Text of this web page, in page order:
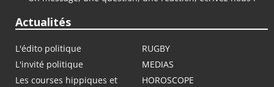
Actualités
L'édito politique
RUGBY
L'invité politique
MEDIAS
Les courses hippiques et
HOROSCOPE